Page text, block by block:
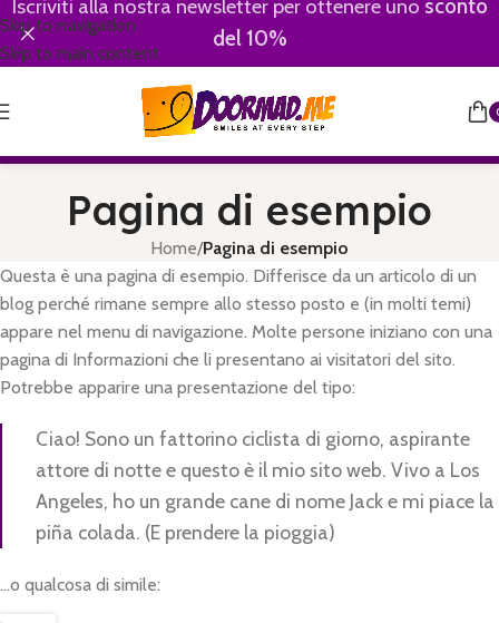
Skip to navigation
Skip to main content
Iscriviti alla nostra newsletter per ottenere uno sconto
del 10%
Pagina di esempio
Home/Pagina di esempio
Questa è una pagina di esempio. Differisce da un articolo di un
blog perché rimane sempre allo stesso posto e (in molti temi)
appare nel menu di navigazione. Molte persone iniziano con una
pagina di Informazioni che li presentano ai visitatori del sito.
Potrebbe apparire una presentazione del tipo:
Ciao! Sono un fattorino ciclista di giorno, aspirante
attore di notte e questo è il mio sito web. Vivo a Los
Angeles, ho un grande cane di nome Jack e mi piace la
piña colada. (E prendere la pioggia)
…o qualcosa di simile: